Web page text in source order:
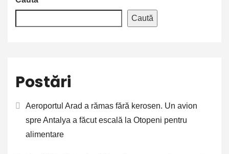
Caută
Postări
Aeroportul Arad a rămas fără kerosen. Un avion
spre Antalya a făcut escală la Otopeni pentru
alimentare